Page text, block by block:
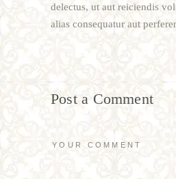
delectus, ut aut reiciendis
alias consequatur aut
Post a Comment